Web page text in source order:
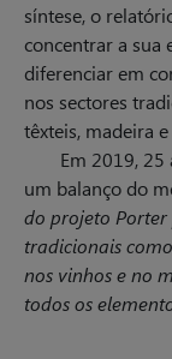
síntese, o
concentrar a sua
diferenciar em
nos sectores
têxteis, madeira
Em 2019, 25
um balanço do
do projeto Porter
tradicionais
nos vinhos e no
todos os